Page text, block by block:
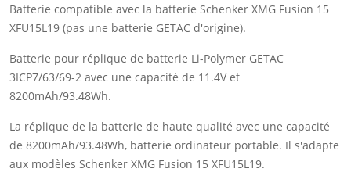
Batterie compatible avec la batterie Schenker XMG Fusion 15
XFU15L19 (pas une batterie GETAC d'origine).
Batterie pour réplique de batterie Li-Polymer GETAC
3ICP7/63/69-2 avec une capacité de 11.4V et
8200mAh/93.48Wh.
La réplique de la batterie de haute qualité avec une capacité
de 8200mAh/93.48Wh, batterie ordinateur portable. Il s'adapte
aux modèles Schenker XMG Fusion 15 XFU15L19.